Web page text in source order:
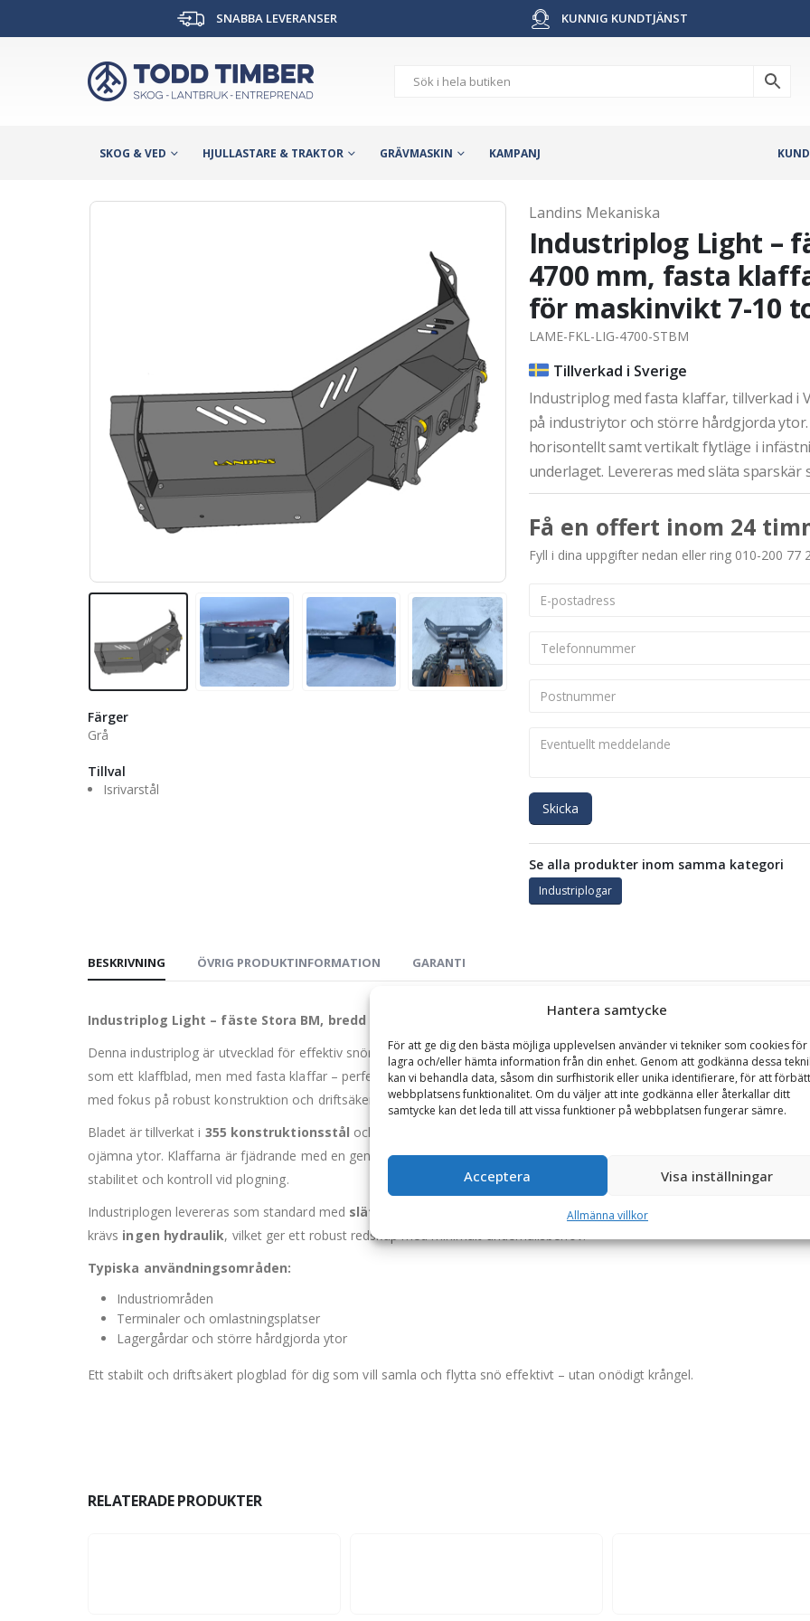
Hantera samtycke
För att ge dig den bästa möjliga upplevelsen använder vi tekniker som cookies
lagra och/eller hämta information från din enhet. Genom att godkänna dessa
kan vi behandla data, såsom din surfhistorik eller unika identifierare, för att
webbplatsens funktionalitet. Om du väljer att inte godkänna eller återkallar ditt
samtycke kan det leda till att vissa funktioner på webbplatsen fungerar sämre.
Acceptera Visa inställningar
Allmänna villkor
SNABBA LEVERANSER KUNNIG KUNDTJÄNST
SKOG & VED HJULLASTARE & TRAKTOR GRÄVMASKIN KAMPANJ
Färger
Grå
Tillval
Isrivarstål
Landins Mekaniska
Industriplog Light –
4700 mm, fasta
för maskinvikt 7-10
LAME-FKL-LIG-4700-STBM
Tillverkad i Sverige
Industriplog med fasta klaffar, tillverkad
på industriytor och större hårdgjorda
horisontellt samt vertikalt flytläge i
underlaget. Levereras med släta
Få en offert inom 24
Fyll i dina uppgifter nedan eller ring 010-200 77
Skicka
Se alla produkter inom samma kategori
Industriplogar
BESKRIVNING ÖVRIG PRODUKTINFORMATION GARANTI
Industriplog Light – fäste Stora BM, bredd 4700 mm, fasta klaffar, flytläge i infästning, för maskinvikt 7-10
Denna industriplog är utvecklad för effektiv snöröjning på större industriytor där ett stabilt och okomplicerat plogblad
som ett klaffblad, men med fasta klaffar – perfekt för miljöer där man inte har behov av att fälla in eller ut vingarna
med fokus på robust konstruktion och driftsäker funktion anpassad för nordiska vinterförhållanden.
Bladet är tillverkat i 355 konstruktionsstål och utrustat med
ojämna ytor. Klaffarna är fjädrande med en genomtänkt uppbyggnad där flexibiliteten är som störst längst ut på
stabilitet och kontroll vid plogning.
Industriplogen levereras som standard med släta sparskär
finns som tillval för mer krävande
krävs ingen hydraulik, vilket ger ett robust redskap med minimalt underhållsbehov.
Typiska användningsområden:
Industriområden
Terminaler och omlastningsplatser
Lagergårdar och större hårdgjorda ytor
Ett stabilt och driftsäkert plogblad för dig som vill samla och flytta snö effektivt – utan onödigt krångel.
RELATERADE PRODUKTER